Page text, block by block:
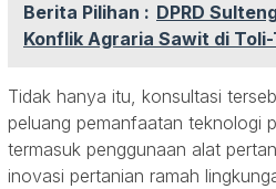
Berita Pilihan : DPRD
Konflik Agraria Sawit di
Tidak hanya itu, konsultasi
peluang pemanfaatan teknologi
termasuk penggunaan alat
inovasi pertanian ramah